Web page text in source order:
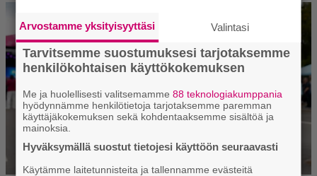
Arvostamme yksityisyyttäsi Valintasi
Tarvitsemme suostumuksesi tarjotaksemme
henkilökohtaisen käyttökokemuksen
Me ja huolellisesti valitsemamme88 teknologiakumppania
hyödynnämme henkilötietoja tarjotaksemme paremman
käyttäjäkokemuksen sekä kohdentaaksemme sisältöä ja
mainoksia.
Hyväksymällä suostut tietojesi käyttöön seuraavasti
Käytämme laitetunnisteita ja tallennamme evästeitä